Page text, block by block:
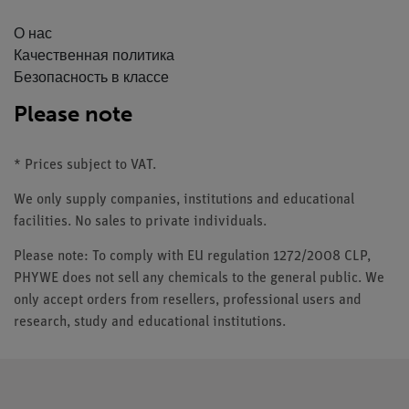
О нас
Качественная политика
Безопасность в классе
Please note
* Prices subject to VAT.
We only supply companies, institutions and educational
facilities. No sales to private individuals.
Please note: To comply with EU regulation 1272/2008 CLP,
PHYWE does not sell any chemicals to the general public. We
only accept orders from resellers, professional users and
research, study and educational institutions.